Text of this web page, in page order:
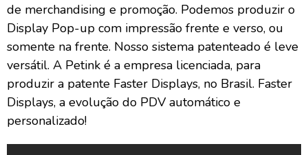
de merchandising e promoção. Podemos produzir o
Display Pop-up com impressão frente e verso, ou
somente na frente. Nosso sistema patenteado é leve
versátil. A Petink é a empresa licenciada, para
produzir a patente Faster Displays, no Brasil. Faster
Displays, a evolução do PDV automático e
personalizado!